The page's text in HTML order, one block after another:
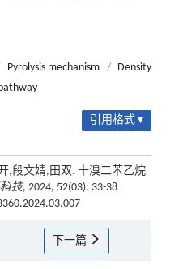
Pyrolysis mechanism /
Density
引用格式 ▾
,段文婧,田双. 十溴二苯乙烷
技, 2024, 52(03): 33-38
下一篇